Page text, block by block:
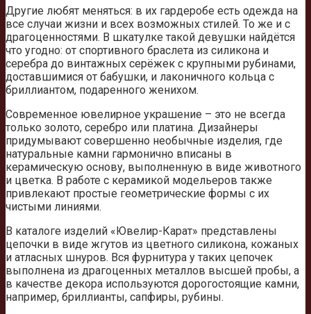
Другие любят меняться: в их гардеробе есть одежда на
все случаи жизни и всех возможных стилей. То же и с
драгоценностями. В шкатулке такой девушки найдётся
что угодно: от спортивного браслета из силикона и
серебра до винтажных серёжек с крупными рубинами,
доставшимися от бабушки, и лаконичного кольца с
бриллиантом, подаренного женихом.
Современное ювелирное украшение – это не всегда
только золото, серебро или платина. Дизайнеры
придумывают совершенно необычные изделия, где
натуральные камни гармонично вписаны в
керамическую основу, выполненную в виде животного
и цветка. В работе с керамикой модельеров также
привлекают простые геометрические формы с их
чистыми линиями.
В каталоге изделий «Ювелир-Карат» представлены
цепочки в виде жгутов из цветного силикона, кожаных
и атласных шнуров. Вся фурнитура у таких цепочек
выполнена из драгоценных металлов высшей пробы, а
в качестве декора используются дорогостоящие камни,
например, бриллианты, сапфиры, рубины.